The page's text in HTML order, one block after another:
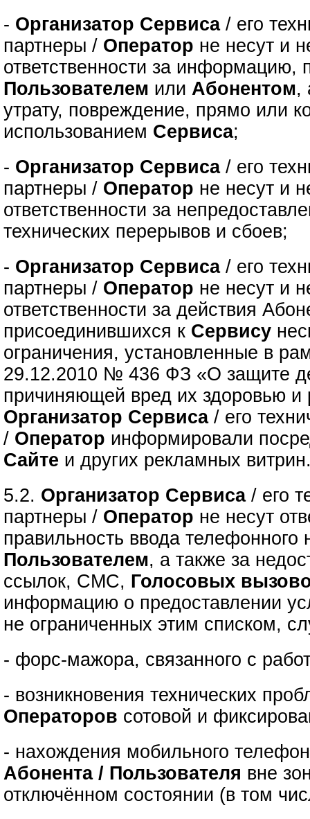
- Организатор Сервиса/ его
партнеры / Оператор не несут и
ответственности за информацию,
Пользователем илиАбонентом,
утрату, повреждение, прямо или
использованием Сервиса;
- Организатор Сервиса/ его
партнеры / Оператор не несут и
ответственности за
технических перерывов и сбоев;
- Организатор Сервиса/ его
партнеры / Оператор не несут и
ответственности за действия
присоединившихся к Сервису
ограничения, установленные в
29.12.2010 № 436 ФЗ «О защите
причиняющей вред их здоровью и
Организатор Сервиса/ его
/ Оператор информировали
Сайте и других рекламных
5.2. Организатор Сервиса/ его
партнеры / Оператор не несут
правильность ввода телефонного
Пользователем, а также за
ссылок, СМС, Голосовых
информацию о предоставлении
не ограниченных этим списком,
- форс-мажора, связанного с
- возникновения технических
Операторов сотовой и
- нахождения мобильного
Абонента / Пользователя вне
отключённом состоянии (в том